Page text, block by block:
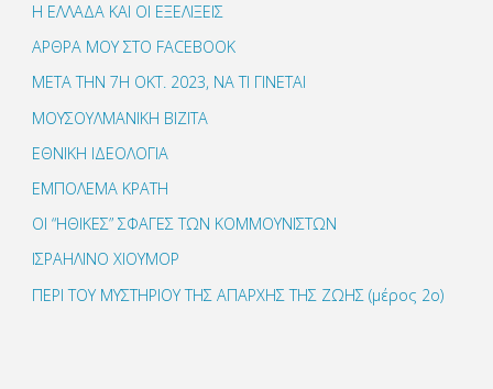
Η ΕΛΛΑΔΑ ΚΑΙ ΟΙ ΕΞΕΛΙΞΕΙΣ
ΑΡΘΡΑ ΜΟΥ ΣΤΟ FACEBOOK
ΜΕΤΑ ΤΗΝ 7Η ΟΚΤ. 2023, ΝΑ ΤΙ ΓΙΝΕΤΑΙ
ΜΟΥΣΟΥΛΜΑΝΙΚΗ ΒΙΖΙΤΑ
ΕΘΝΙΚΗ ΙΔΕΟΛΟΓΙΑ
ΕΜΠΟΛΕΜΑ ΚΡΑΤΗ
ΟΙ “ΗΘΙΚΕΣ” ΣΦΑΓΕΣ ΤΩΝ ΚΟΜΜΟΥΝΙΣΤΩΝ
ΙΣΡΑΗΛΙΝΟ ΧΙΟΥΜΟΡ
ΠΕΡΙ ΤΟΥ ΜΥΣΤΗΡΙΟΥ ΤΗΣ ΑΠΑΡΧΗΣ ΤΗΣ ΖΩΗΣ (μέρος 2ο)